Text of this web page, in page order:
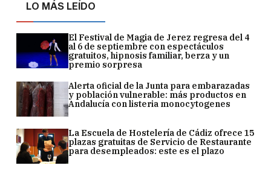
LO MÁS LEÍDO
El Festival de Magia de Jerez regresa del 4
al 6 de septiembre con espectáculos
gratuitos, hipnosis familiar, berza y un
premio sorpresa
Alerta oficial de la Junta para embarazadas
y población vulnerable: más productos en
Andalucía con listeria monocytogenes
La Escuela de Hostelería de Cádiz ofrece 15
plazas gratuitas de Servicio de Restaurante
para desempleados: este es el plazo